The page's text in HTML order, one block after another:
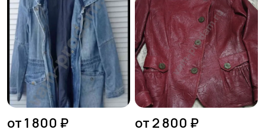
от 1 800 ₽ от 2 800 ₽